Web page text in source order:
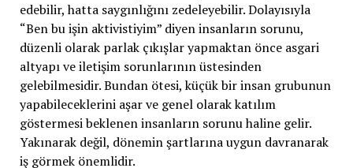
edebilir, hatta saygınlığını zedeleyebilir. Dolayısıyla
“Ben bu işin aktivistiyim” diyen insanların sorunu,
düzenli olarak parlak çıkışlar yapmaktan önce asgari
altyapı ve iletişim sorunlarının üstesinden
gelebilmesidir. Bundan ötesi, küçük bir insan grubunun
yapabileceklerini aşar ve genel olarak katılım
göstermesi beklenen insanların sorunu haline gelir.
Yakınarak değil, dönemin şartlarına uygun davranarak
iş görmek önemlidir.